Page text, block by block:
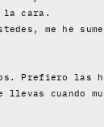
la cara.
me he
Prefiero las
cuando